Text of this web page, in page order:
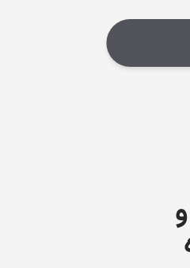
۱۲/۹/۸۵ در جلسه ۲۵ و ابطال بند۲ مصوبه ۳۲۳ مورخ ۳/۱۰/۸۵ و